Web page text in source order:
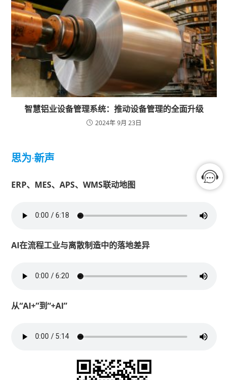
智慧铝业设备管理系统：推动设备管理的全面升级
2024年 9月 23日
思为·新声
ERP、MES、APS、WMS联动地图
AI在流程工业与离散制造中的落地差异
从“AI+”到“+AI”